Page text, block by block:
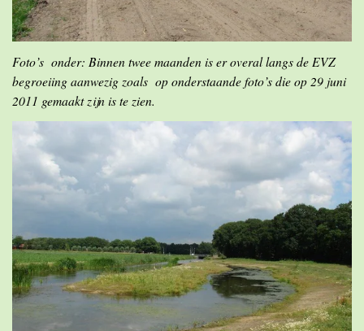
Foto’s onder: Binnen twee maanden is er overal langs de EVZ
begroeiing aanwezig zoals op onderstaande foto’s die op 29 juni
2011 gemaakt zijn is te zien.